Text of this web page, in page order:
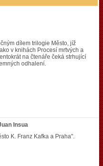
dílem trilogie Město, jíž
v knihách Procesí mrtvých a
na čtenáře čeká strhující
odhalení.
Insua
K. Franz Kafka a Praha".